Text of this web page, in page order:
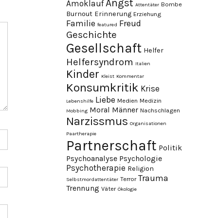
Amoklauf Angst Attentäter Bombe
Burnout Erinnerung Erziehung
Familie featured Freud
Geschichte
Gesellschaft Helfer
Helfersyndrom Italien
Kinder Kleist Kommentar
Konsumkritik Krise
Lebenshilfe Liebe Medien Medizin
Mobbing Moral Männer Nachschlagen
Narzissmus Organisationen
Paartherapie
Partnerschaft Politik
Psychoanalyse Psychologie
Psychotherapie Religion
Selbstmordattentäter Terror Trauma
Trennung Väter Ökologie